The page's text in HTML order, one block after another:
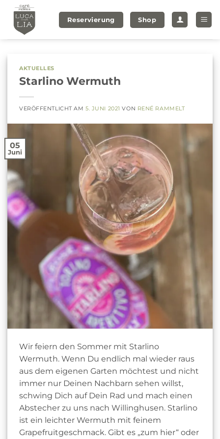
Zum
Inhalt
springen
Reservierung Shop
AKTUELLES
Starlino Wermuth
VERÖFFENTLICHT AM5. JUNI 2021 VON RENÉ RAMMELT
05
Juni
Wir feiern den Sommer mit Starlino
Wermuth. Wenn Du endlich mal wieder raus
aus dem eigenen Garten möchtest und nicht
immer nur Deinen Nachbarn sehen willst,
schwing Dich auf Dein Rad und mach einen
Abstecher zu uns nach Willinghusen. Starlino
ist ein leichter Wermuth mit feinem
Grapefruitgeschmack. Gibt es „zum hier“ oder